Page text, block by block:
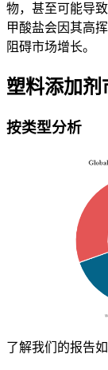
物，甚至可能导
甲酸盐会因其高
阻碍市场增长。
塑料添加剂
按类型分析
了解我们的报告